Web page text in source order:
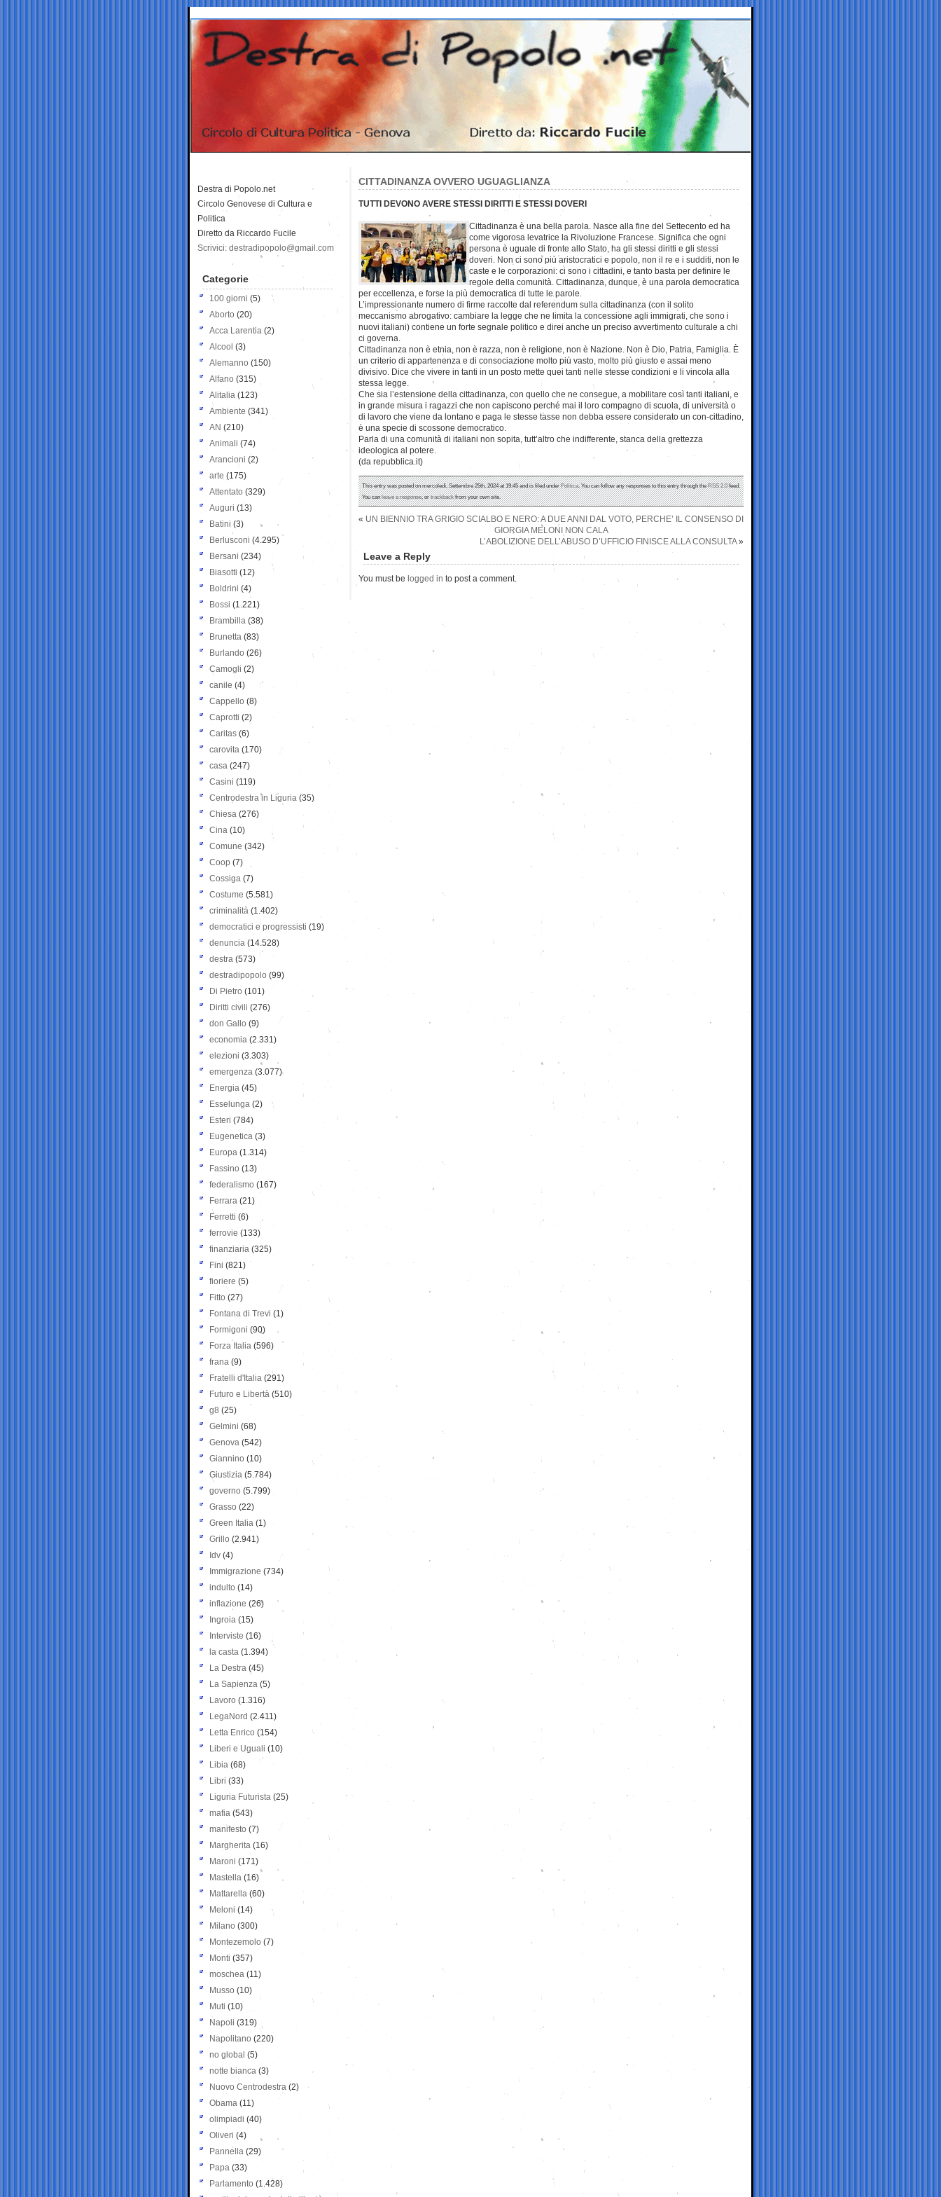
CITTADINANZA OVVERO UGUAGLIANZA
TUTTI DEVONO AVERE STESSI DIRITTI E STESSI DOVERI
Cittadinanza è una bella parola. Nasce alla fine del Settecento ed ha
come vigorosa levatrice la Rivoluzione Francese. Significa che ogni
persona è uguale di fronte allo Stato, ha gli stessi diritti e gli stessi
doveri. Non ci sono più aristocratici e popolo, non il re e i sudditi, non le
caste e le corporazioni: ci sono i cittadini, e tanto basta per definire le
regole della comunità. Cittadinanza, dunque, è una parola democratica
per eccellenza, e forse la più democratica di tutte le parole.
L’impressionante numero di firme raccolte dal referendum sulla cittadinanza (con il solito
meccanismo abrogativo: cambiare la legge che ne limita la concessione agli immigrati, che sono i
nuovi italiani) contiene un forte segnale politico e direi anche un preciso avvertimento culturale a chi
ci governa.
Cittadinanza non è etnia, non è razza, non è religione, non è Nazione. Non è Dio, Patria, Famiglia. È
un criterio di appartenenza e di consociazione molto più vasto, molto più giusto e assai meno
divisivo. Dice che vivere in tanti in un posto mette quei tanti nelle stesse condizioni e li vincola alla
stessa legge.
Che sia l’estensione della cittadinanza, con quello che ne consegue, a mobilitare così tanti italiani, e
in grande misura i ragazzi che non capiscono perché mai il loro compagno di scuola, di università o
di lavoro che viene da lontano e paga le stesse tasse non debba essere considerato un con-cittadino,
è una specie di scossone democratico.
Parla di una comunità di italiani non sopita, tutt’altro che indifferente, stanca della grettezza
ideologica al potere.
(da repubblica.it)
This entry was posted on mercoledì, Settembre 25th, 2024 at 19:45 and is filed underPolitica. You can follow any responses to this entry through theRSS 2.0feed.
You canleave a response, ortrackbackfrom your own site.
« UN BIENNIO TRA GRIGIO SCIALBO E NERO: A DUE ANNI DAL VOTO, PERCHE’ IL CONSENSO DI
GIORGIA MELONI NON CALA
L’ABOLIZIONE DELL’ABUSO D’UFFICIO FINISCE ALLA CONSULTA»
Leave a Reply
You must be logged in to post a comment.
Destra di Popolo.net
Circolo Genovese di Cultura e
Politica
Diretto da Riccardo Fucile
Scrivici: destradipopolo@gmail.com
Categorie
100 giorni (5)
Aborto (20)
Acca Larentia (2)
Alcool (3)
Alemanno (150)
Alfano (315)
Alitalia (123)
Ambiente (341)
AN (210)
Animali (74)
Arancioni (2)
arte (175)
Attentato (329)
Auguri (13)
Batini (3)
Berlusconi (4.295)
Bersani (234)
Biasotti (12)
Boldrini (4)
Bossi (1.221)
Brambilla (38)
Brunetta (83)
Burlando (26)
Camogli (2)
canile (4)
Cappello (8)
Caprotti (2)
Caritas (6)
carovita (170)
casa (247)
Casini (119)
Centrodestra in Liguria (35)
Chiesa (276)
Cina (10)
Comune (342)
Coop (7)
Cossiga (7)
Costume (5.581)
criminalità (1.402)
democratici e progressisti (19)
denuncia (14.528)
destra (573)
destradipopolo (99)
Di Pietro (101)
Diritti civili (276)
don Gallo (9)
economia (2.331)
elezioni (3.303)
emergenza (3.077)
Energia (45)
Esselunga (2)
Esteri (784)
Eugenetica (3)
Europa (1.314)
Fassino (13)
federalismo (167)
Ferrara (21)
Ferretti (6)
ferrovie (133)
finanziaria (325)
Fini (821)
fioriere (5)
Fitto (27)
Fontana di Trevi (1)
Formigoni (90)
Forza Italia (596)
frana (9)
Fratelli d'Italia (291)
Futuro e Libertà (510)
g8 (25)
Gelmini (68)
Genova (542)
Giannino (10)
Giustizia (5.784)
governo (5.799)
Grasso (22)
Green Italia (1)
Grillo (2.941)
Idv (4)
Immigrazione (734)
indulto (14)
inflazione (26)
Ingroia (15)
Interviste (16)
la casta (1.394)
La Destra (45)
La Sapienza (5)
Lavoro (1.316)
LegaNord (2.411)
Letta Enrico (154)
Liberi e Uguali (10)
Libia (68)
Libri (33)
Liguria Futurista (25)
mafia (543)
manifesto (7)
Margherita (16)
Maroni (171)
Mastella (16)
Mattarella (60)
Meloni (14)
Milano (300)
Montezemolo (7)
Monti (357)
moschea (11)
Musso (10)
Muti (10)
Napoli (319)
Napolitano (220)
no global (5)
notte bianca (3)
Nuovo Centrodestra (2)
Obama (11)
olimpiadi (40)
Oliveri (4)
Pannella (29)
Papa (33)
Parlamento (1.428)